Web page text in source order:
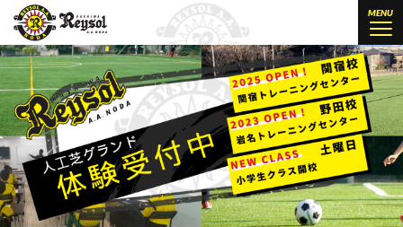
MENU
柏レイソル公認サッカースクール 柏